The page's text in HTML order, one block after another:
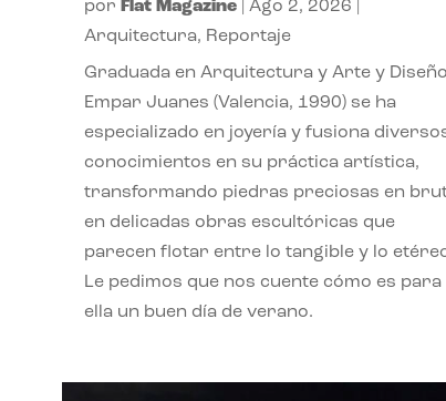
por Flat Magazine| Ago 2, 2026
Arquitectura, Reportaje
Graduada en Arquitectura y Arte y
Empar Juanes (Valencia, 1990) se ha
especializado en joyería y fusiona
conocimientos en su práctica artística,
transformando piedras preciosas en
en delicadas obras escultóricas que
parecen flotar entre lo tangible y lo
Le pedimos que nos cuente cómo es para
ella un buen día de verano.